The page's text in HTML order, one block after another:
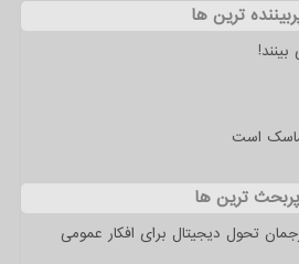
ترین ها
است
پربحث ترین ها
تحول دیجیتال برای افکار عمومی